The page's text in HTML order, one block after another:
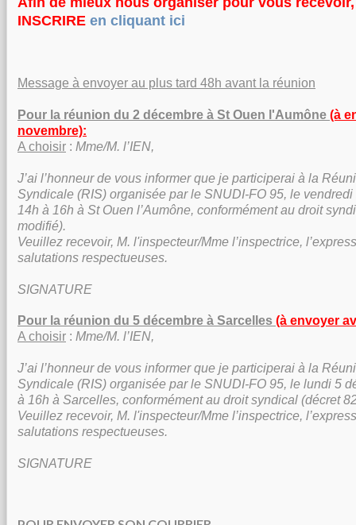
INSCRIRE en cliquant ici
Message à envoyer au plus tard 48h avant la réunion
Pour la réunion du 2 décembre à St Ouen l'Aumône (à
novembre):
A choisir : Mme/M. l’IEN,
J’ai l’honneur de vous informer que je participerai à la
Syndicale (RIS) organisée par le SNUDI-FO 95, le
14h à 16h à St Ouen l’Aumône, conformément au droit
modifié).
Veuillez recevoir, M. l'inspecteur/Mme l’inspectrice,
salutations respectueuses.
SIGNATURE
Pour la réunion du 5 décembre à Sarcelles (à envoyer
A choisir : Mme/M. l’IEN,
J’ai l’honneur de vous informer que je participerai à la
Syndicale (RIS) organisée par le SNUDI-FO 95, le lundi 5
à 16h à Sarcelles, conformément au droit syndical (décret
Veuillez recevoir, M. l'inspecteur/Mme l’inspectrice,
salutations respectueuses.
SIGNATURE